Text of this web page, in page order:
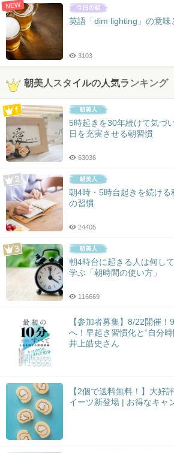
NEW
英語「dim lighting」の意味
3103
朝美人スタイルの人気ランキング
5時起きを30年続けて気づ
日を充実させる朝習慣
63036
朝4時・5時台起きを続ける
の習慣
24405
朝4時台に起きる人は何し
学ぶ「朝時間の使い方」
116669
【参加者募集】8/22開催
へ！早起き習慣化と“自分
井上皓史さん
【2個で送料無料！】大好
イーツ新登場 | お得なキャ